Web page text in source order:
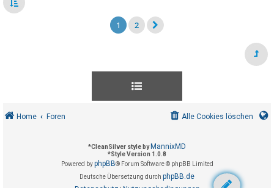
1 2
Home Foren Alle Cookies löschen
*CleanSilver style by MannixMD
*Style Version 1.0.8
Powered byphpBB® Forum Software © phpBB Limited
Deutsche Übersetzung durch phpBB.de